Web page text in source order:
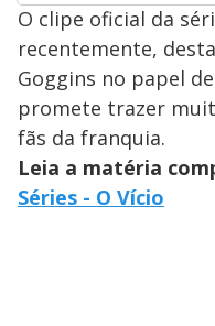
O clipe oficial da
recentemente,
Goggins no papel
promete trazer
fãs da franquia.
Leia a matéria
Séries - O Vício